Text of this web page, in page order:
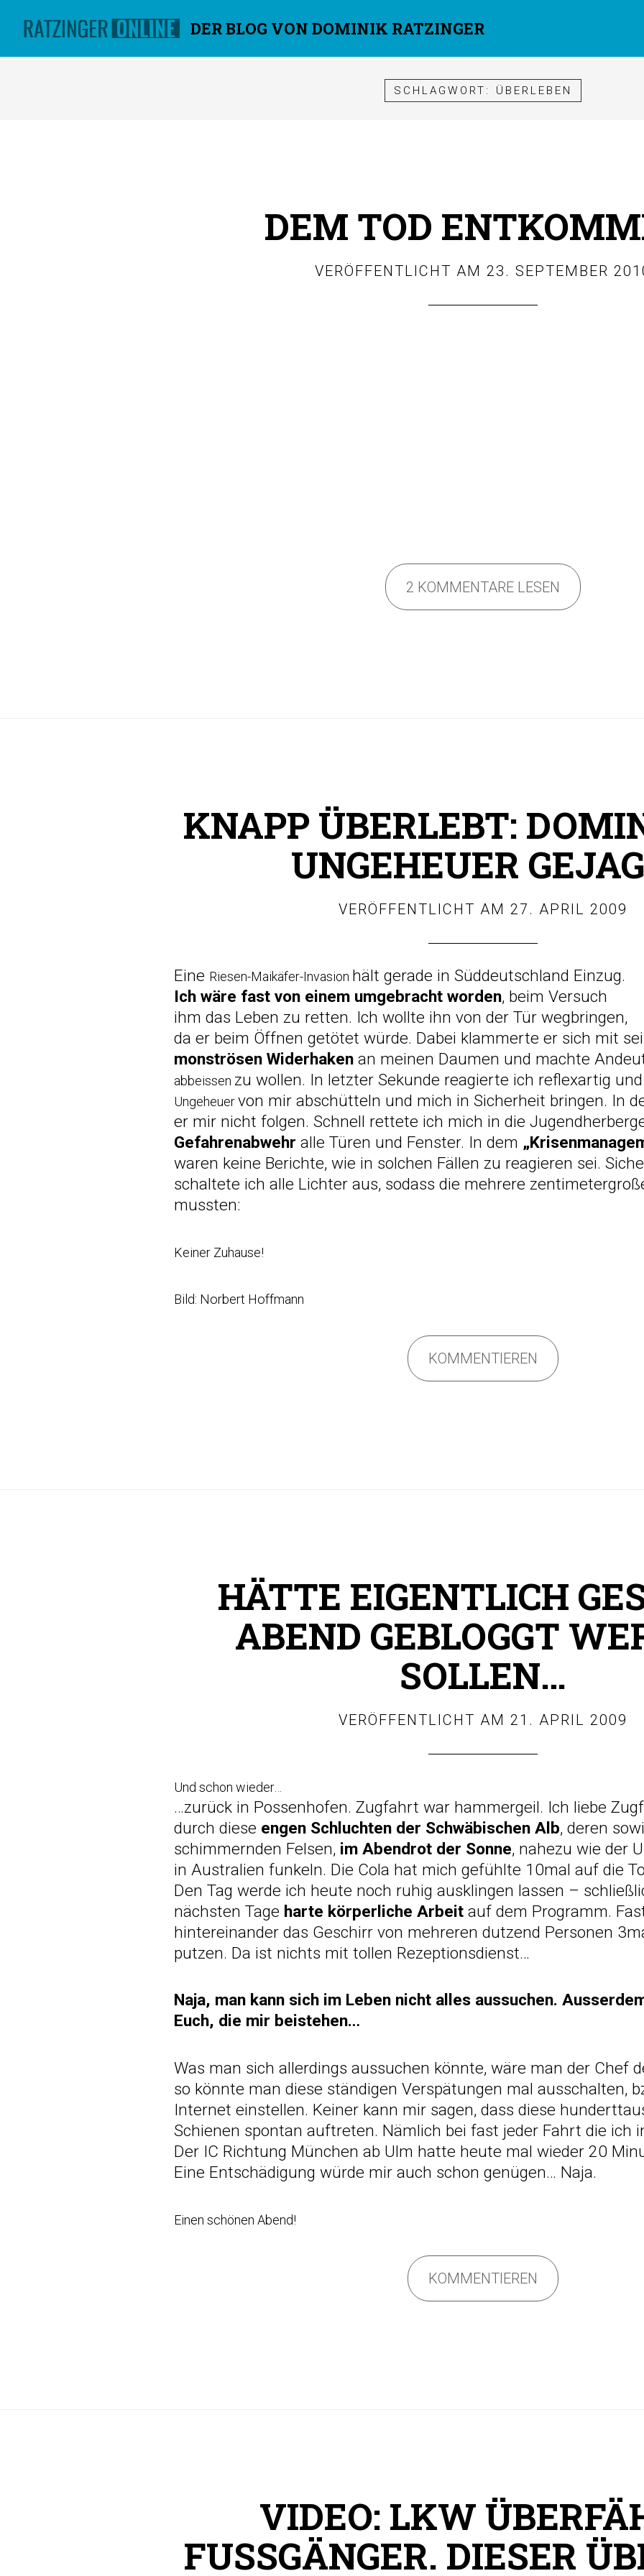
DER BLOG VON DOMINIK RATZINGER
SCHLAGWORT: ÜBERLEBEN
DEM TOD
VERÖFFENTLICHT AM 23. SEPTEMBER
2 KOMMENTARE LESEN
KNAPP ÜBERLEBT:
UNGEHEUER
VERÖFFENTLICHT AM 27. APRIL 2009
Eine Riesen-Maikäfer-Invasion hält gerade in Süddeutschland Einzug.
Ich wäre fast von einem umgebracht worden, beim Versuch
ihm das Leben zu retten. Ich wollte ihn von der Tür wegbringen,
da er beim Öffnen getötet würde. Dabei klammerte er sich mit
monströsen Widerhaken an meinen Daumen und machte
abbeissen zu wollen. In letzter Sekunde reagierte ich reflexartig
Ungeheuervon mir abschütteln und mich in Sicherheit bringen. In
er mir nicht folgen. Schnell rettete ich mich in die
Gefahrenabwehr alle Türen und Fenster. In dem
waren keine Berichte, wie in solchen Fällen zu reagieren sei.
schaltete ich alle Lichter aus, sodass die mehrere
mussten:
Keiner Zuhause!
Bild: Norbert Hoffmann
KOMMENTIEREN
HÄTTE EIGENTLICH
ABEND GEBLOGGT
SOLLEN…
VERÖFFENTLICHT AM 21. APRIL 2009
Und schon wieder…
…zurück in Possenhofen. Zugfahrt war hammergeil. Ich liebe
durch diese engen Schluchten der Schwäbischen Alb, deren
schimmernden Felsen, im Abendrot der Sonne, nahezu wie der
in Australien funkeln. Die Cola hat mich gefühlte 10mal auf die
Den Tag werde ich heute noch ruhig ausklingen lassen –
nächsten Tage harte körperliche Arbeit auf dem Programm.
hintereinander das Geschirr von mehreren dutzend Personen
putzen. Da ist nichts mit tollen Rezeptionsdienst…
Naja, man kann sich im Leben nicht alles aussuchen.
Euch, die mir beistehen…
Was man sich allerdings aussuchen könnte, wäre man der Chef
so könnte man diese ständigen Verspätungen mal ausschalten,
Internet einstellen. Keiner kann mir sagen, dass diese
Schienen spontan auftreten. Nämlich bei fast jeder Fahrt die ich
Der IC Richtung München ab Ulm hatte heute mal wieder 20
Eine Entschädigung würde mir auch schon genügen… Naja.
Einen schönen Abend!
KOMMENTIEREN
VIDEO: LKW
FUSSGÄNGER. DIESER